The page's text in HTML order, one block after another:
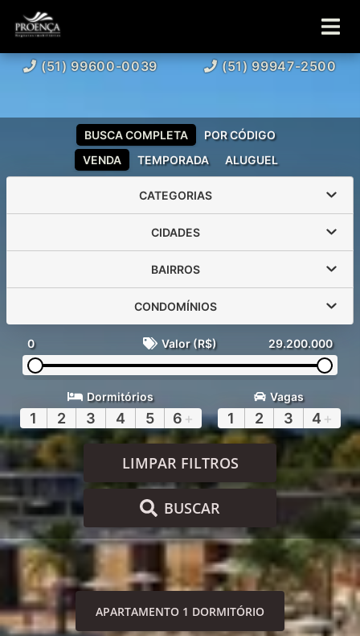
(51) 99600-0039 (51) 99947-2500
VENDA TEMPORADA ALUGUEL
BUSCA COMPLETA POR CÓDIGO
CATEGORIAS
CIDADES
BAIRROS
CONDOMÍNIOS
0 Valor (R$) 29.200.000
Dormitórios
1 2 3 4 5 6 +
Vagas
1 2 3 4 +
LIMPAR FILTROS
BUSCAR
APARTAMENTO 1 DORMITÓRIO